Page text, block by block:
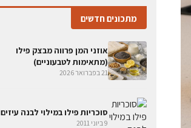
מתכונים חדשים
אוזני המן פרווה מבצק פילו
(מתאימות לטבעוניים)
21 בפברואר 2026
סוכריות פילו במילוי לבנה עיזים
9 ביוני 2011